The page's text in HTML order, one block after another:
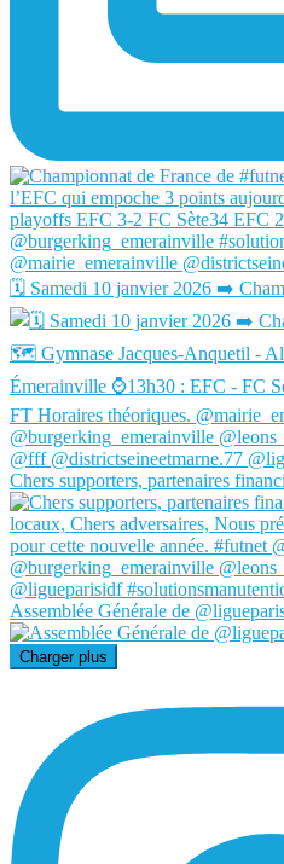
🗓️ Samedi 10 janvier 2026 ➡️
Chers supporters, partenaires
Assemblée Générale de
Charger plus